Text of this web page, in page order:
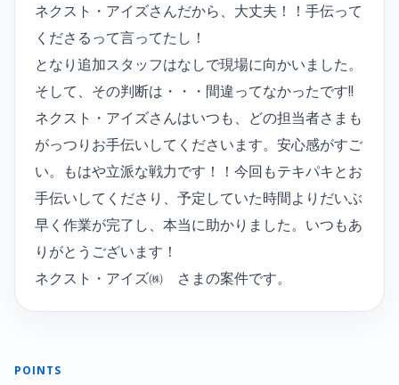
ネクスト・アイズさんだから、大丈夫！！手伝って
くださるって言ってたし！
となり追加スタッフはなしで現場に向かいました。
そして、その判断は・・・間違ってなかったです!!
ネクスト・アイズさんはいつも、どの担当者さまも
がっつりお手伝いしてくださいます。安心感がすご
い。もはや立派な戦力です！！今回もテキパキとお
手伝いしてくださり、予定していた時間よりだいぶ
早く作業が完了し、本当に助かりました。いつもあ
りがとうございます！
ネクスト・アイズ㈱ さまの案件です。
POINTS